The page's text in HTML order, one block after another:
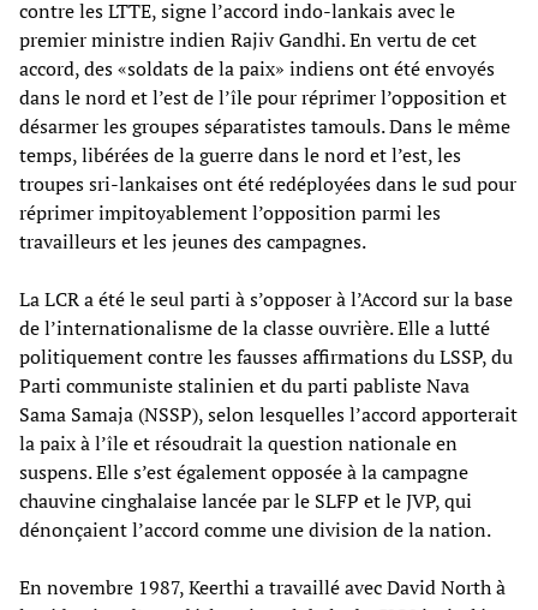
contre les LTTE, signe l’accord indo-lankais avec le
premier ministre indien Rajiv Gandhi. En vertu de cet
accord, des «soldats de la paix» indiens ont été envoyés
dans le nord et l’est de l’île pour réprimer l’opposition et
désarmer les groupes séparatistes tamouls. Dans le même
temps, libérées de la guerre dans le nord et l’est, les
troupes sri-lankaises ont été redéployées dans le sud pour
réprimer impitoyablement l’opposition parmi les
travailleurs et les jeunes des campagnes.
La LCR a été le seul parti à s’opposer à l’Accord sur la base
de l’internationalisme de la classe ouvrière. Elle a lutté
politiquement contre les fausses affirmations du LSSP, du
Parti communiste stalinien et du parti pabliste Nava
Sama Samaja (NSSP), selon lesquelles l’accord apporterait
la paix à l’île et résoudrait la question nationale en
suspens. Elle s’est également opposée à la campagne
chauvine cinghalaise lancée par le SLFP et le JVP, qui
dénonçaient l’accord comme une division de la nation.
En novembre 1987, Keerthi a travaillé avec David North à